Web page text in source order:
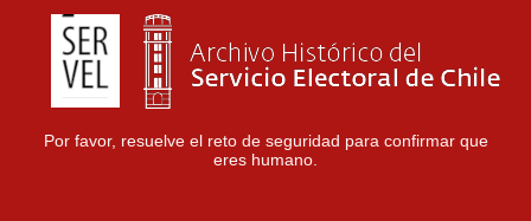
Por favor, resuelve el reto de seguridad para confirmar que
eres humano.